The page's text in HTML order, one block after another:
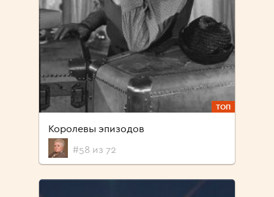
ТОП
Королевы эпизодов
#58 из 72